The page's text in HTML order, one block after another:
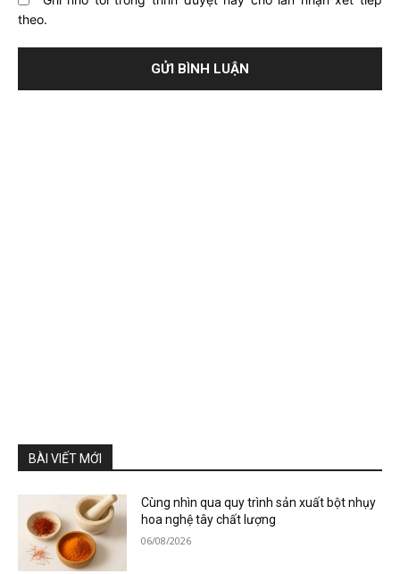
theo.
BÀI VIẾT MỚI
Cùng nhìn qua quy trình sản xuất bột nhụy
hoa nghệ tây chất lượng
06/08/2026